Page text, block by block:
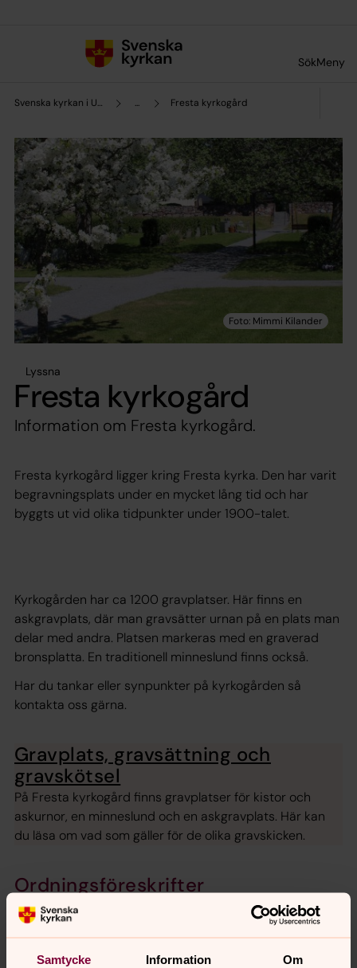
Samtycke Information Om
SökMeny
Svenska kyrkan i Upplands Väsby ... Fresta kyrkogård
Lyssna
Fresta kyrkogård
Information om Fresta kyrkogård.
Fresta kyrkogård ligger kring Fresta kyrka. Den har varit
begravningsplats under en mycket lång tid och har
byggts ut vid olika tidpunkter under 1900-talet.
Kyrkogården har ca 1200 gravplatser. Här finns en
askgravplats, där man gravsätter urnan på en plats man
delar med andra. Platsen markeras med en graverad
bronsplatta. En traditionell minneslund finns också.
Har du tankar eller synpunkter på kyrkogården så
kontakta oss gärna.
Gravplats, gravsättning och
gravskötsel
På Fresta kyrkogård finns gravplatser för kistor och
askurnor, en minneslund och en askgravplats. Här kan
du läsa om vad som gäller för de olika gravskicken.
Ordningsföreskrifter
Begravningsavgift
Kammarkollegiet har fastställt avgiftssatsen för 2025 till